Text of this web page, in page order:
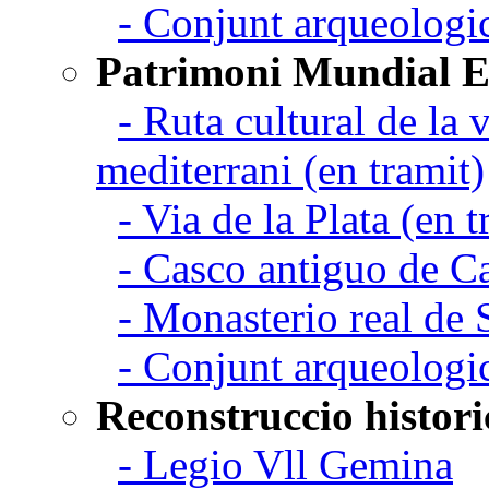
- Conjunt
Patrimoni Mundial
- Ruta cultural de la
mediterrani (en tramit)
- Via de la Plata (en
- Casco antiguo de
- Monasterio real de
- Conjunt
Reconstruccio
- Legio Vll Gemina